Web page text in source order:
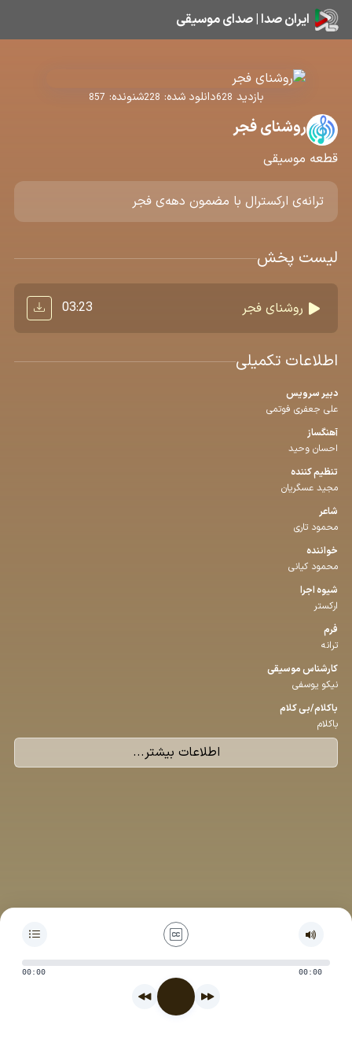
ایران صدا | صدای موسیقی
بازدید 628دانلود شده: 228شنونده: 857
روشنای فجر
قطعه موسیقی
ترانه‌ی ارکسترال با مضمون دهه‌ی فجر
لیست پخش
روشنای فجر 03:23
اطلاعات تکمیلی
دبیر سرویس
علی جعفری فوتمی
آهنگساز
احسان وحید
تنظیم كننده
مجید عسگریان
شاعر
محمود تاری
خواننده
محمود کیانی
شیوه اجرا
ارکستر
فرم
ترانه
كارشناس موسیقی
نیکو یوسفی
باكلام/بی كلام
باکلام
اطلاعات بیشتر...
00:00 00:00